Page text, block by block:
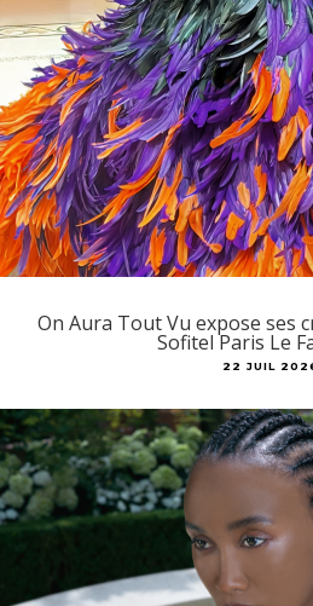
On Aura Tout Vu expose ses
Sofitel Paris Le
22 JUIL